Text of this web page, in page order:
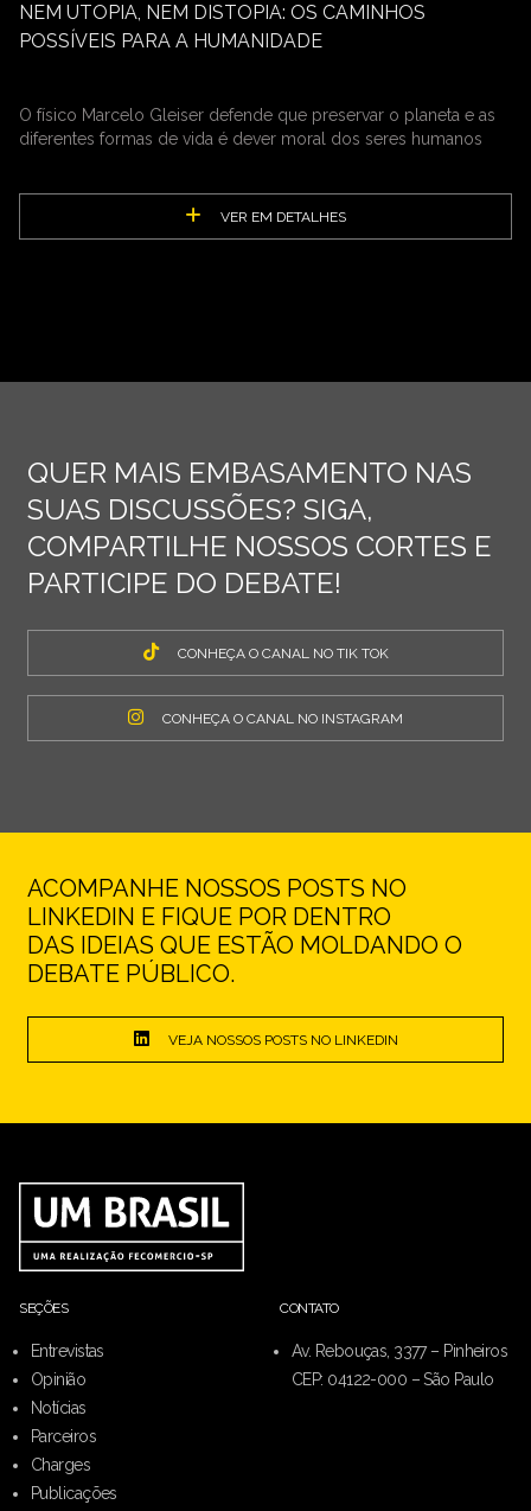
NEM UTOPIA, NEM DISTOPIA: OS CAMINHOS
POSSÍVEIS PARA A HUMANIDADE
O físico Marcelo Gleiser defende que preservar o planeta e as
diferentes formas de vida é dever moral dos seres humanos
VER EM DETALHES
QUER MAIS EMBASAMENTO NAS
SUAS DISCUSSÕES? SIGA,
COMPARTILHE NOSSOS CORTES E
PARTICIPE DO DEBATE!
CONHEÇA O CANAL NO TIK TOK
CONHEÇA O CANAL NO INSTAGRAM
ACOMPANHE NOSSOS POSTS NO
LINKEDIN E FIQUE POR DENTRO
DAS IDEIAS QUE ESTÃO MOLDANDO O
DEBATE PÚBLICO.
VEJA NOSSOS POSTS NO LINKEDIN
SEÇÕES
Entrevistas
Opinião
Notícias
Parceiros
Charges
Publicações
CONTATO
Av. Rebouças, 3377 – Pinheiros
CEP: 04122-000 – São Paulo